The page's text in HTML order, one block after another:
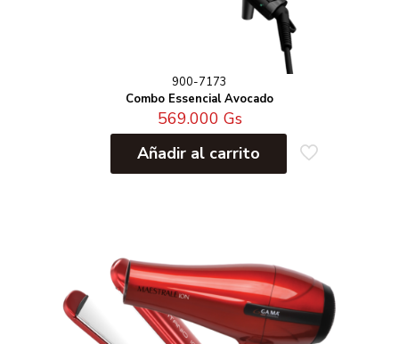
900-7173
Combo Essencial Avocado
569.000 Gs
Añadir al carrito